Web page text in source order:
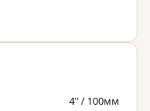
4" / 100мм